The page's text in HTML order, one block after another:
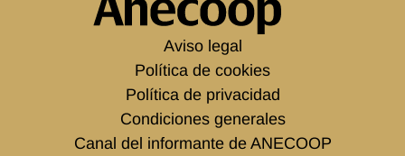
Aviso legal
Política de cookies
Política de privacidad
Condiciones generales
Canal del informante de ANECOOP